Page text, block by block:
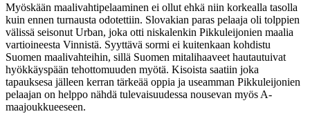
Myöskään maalivahtipelaaminen ei ollut ehkä niin korkealla tasolla
kuin ennen turnausta odotettiin. Slovakian paras pelaaja oli tolppien
välissä seisonut Urban, joka otti niskalenkin Pikkuleijonien maalia
vartioineesta Vinnistä. Syyttävä sormi ei kuitenkaan kohdistu
Suomen maalivahteihin, sillä Suomen mitalihaaveet hautautuivat
hyökkäyspään tehottomuuden myötä. Kisoista saatiin joka
tapauksesa jälleen kerran tärkeää oppia ja useamman Pikkuleijonien
pelaajan on helppo nähdä tulevaisuudessa nousevan myös A-
maajoukkueeseen.